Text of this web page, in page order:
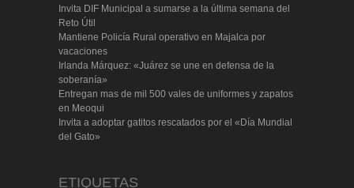
Invita DIF Municipal a sumarse a la última semana del
Reto Útil
Mantiene Policía Rural operativo en Majalca por
vacaciones
Irlanda Márquez: «Juárez se une en defensa de la
soberanía»
Entregan mas de mil 500 vales de uniformes y zapatos
en Meoqui
Invita a adoptar gatitos rescatados por el «Día Mundial
del Gato»
ETIQUETAS